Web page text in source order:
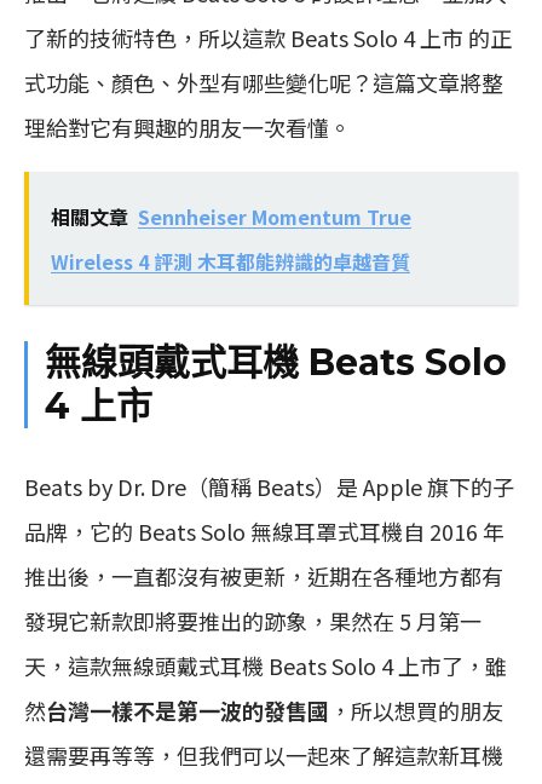
了新的技術特色，所以這款 Beats Solo 4 上市 的正
式功能、顏色、外型有哪些變化呢？這篇文章將整
理給對它有興趣的朋友一次看懂。
相關文章 Sennheiser Momentum True
Wireless 4 評測 木耳都能辨識的卓越音質
無線頭戴式耳機 Beats Solo
4 上市
Beats by Dr. Dre（簡稱 Beats）是 Apple 旗下的子
品牌，它的 Beats Solo 無線耳罩式耳機自 2016 年
推出後，一直都沒有被更新，近期在各種地方都有
發現它新款即將要推出的跡象，果然在 5 月第一
天，這款無線頭戴式耳機 Beats Solo 4 上市了，雖
然台灣一樣不是第一波的發售國 ，所以想買的朋友
還需要再等等，但我們可以一起來了解這款新耳機